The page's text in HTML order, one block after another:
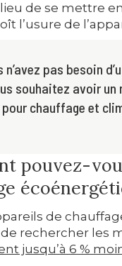
de se mettre
l’usure de
n’avez pas besoin
souhaitez avoir un
chauffage et
pouvez-
de
rechercher les
jusqu’à 6 %